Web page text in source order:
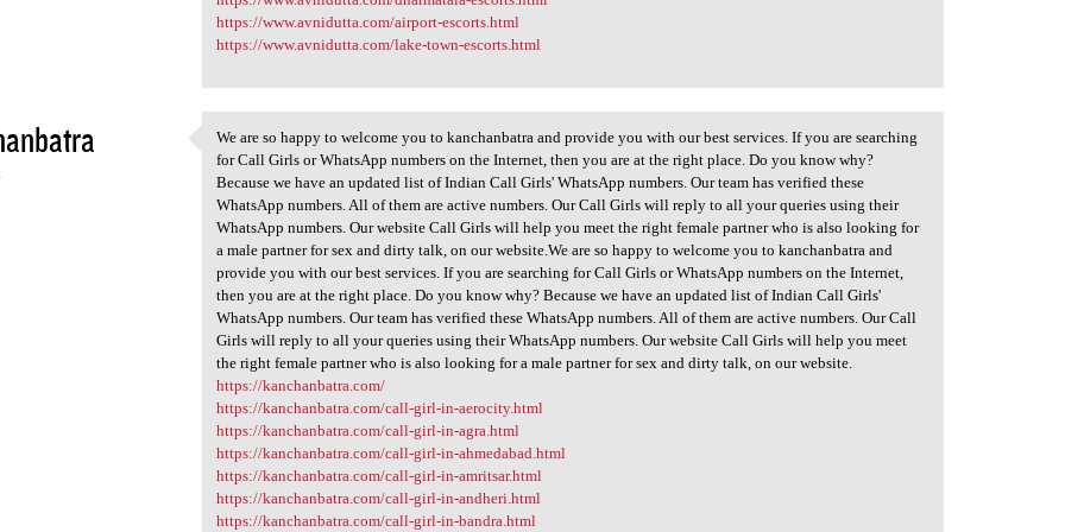
https://www.avnidutta.com/airport-escorts.html
https://www.avnidutta.com/lake-town-escorts.html
We are so happy to welcome
We are so happy to welcome you to kanchanbatra and provide you with our best services. If you are searching
for Call Girls or WhatsApp numbers on the Internet, then you are at the right place. Do you know why?
Because we have an updated list of Indian Call Girls' WhatsApp numbers. Our team has verified these
WhatsApp numbers. All of them are active numbers. Our Call Girls will reply to all your queries using their
WhatsApp numbers. Our website Call Girls will help you meet the right female partner who is also looking for
a male partner for sex and dirty talk, on our website.We are so happy to welcome you to kanchanbatra and
provide you with our best services. If you are searching for Call Girls or WhatsApp numbers on the Internet,
then you are at the right place. Do you know why? Because we have an updated list of Indian Call Girls'
WhatsApp numbers. Our team has verified these WhatsApp numbers. All of them are active numbers. Our Call
Girls will reply to all your queries using their WhatsApp numbers. Our website Call Girls will help you meet
the right female partner who is also looking for a male partner for sex and dirty talk, on our website.
https://kanchanbatra.com/
https://kanchanbatra.com/call-girl-in-aerocity.html
https://kanchanbatra.com/call-girl-in-agra.html
https://kanchanbatra.com/call-girl-in-ahmedabad.html
https://kanchanbatra.com/call-girl-in-amritsar.html
https://kanchanbatra.com/call-girl-in-andheri.html
https://kanchanbatra.com/call-girl-in-bandra.html